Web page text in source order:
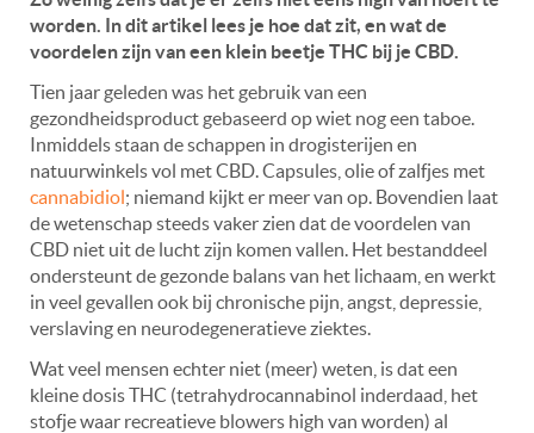
worden. In dit artikel lees je hoe dat zit, en wat de
voordelen zijn van een klein beetje THC bij je CBD.
Tien jaar geleden was het gebruik van een
gezondheidsproduct gebaseerd op wiet nog een taboe.
Inmiddels staan de schappen in drogisterijen en
natuurwinkels vol met CBD. Capsules, olie of zalfjes met
cannabidiol; niemand kijkt er meer van op. Bovendien laat
de wetenschap steeds vaker zien dat de voordelen van
CBD niet uit de lucht zijn komen vallen. Het bestanddeel
ondersteunt de gezonde balans van het lichaam, en werkt
in veel gevallen ook bij chronische pijn, angst, depressie,
verslaving en neurodegeneratieve ziektes.
Wat veel mensen echter niet (meer) weten, is dat een
kleine dosis THC (tetrahydrocannabinol inderdaad, het
stofje waar recreatieve blowers high van worden) al